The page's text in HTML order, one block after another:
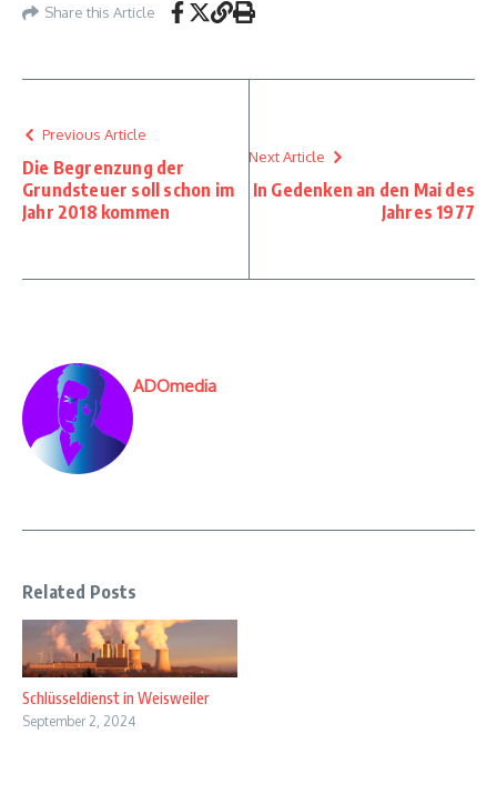
Share this Article
Previous Article
Die Begrenzung der
Grundsteuer soll schon im
Jahr 2018 kommen
Next Article
In Gedenken an den Mai des
Jahres 1977
ADOmedia
Related Posts
Schlüsseldienst in Weisweiler
September 2, 2024